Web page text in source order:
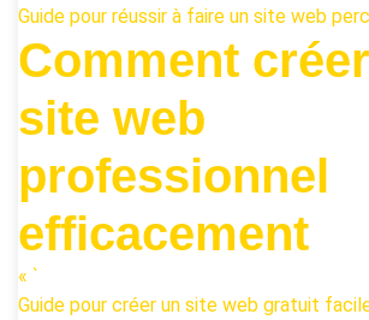
Guide pour réussir à faire un site web
Comment
site web
professionnel
efficacement
« `
Guide pour créer un site web gratuit